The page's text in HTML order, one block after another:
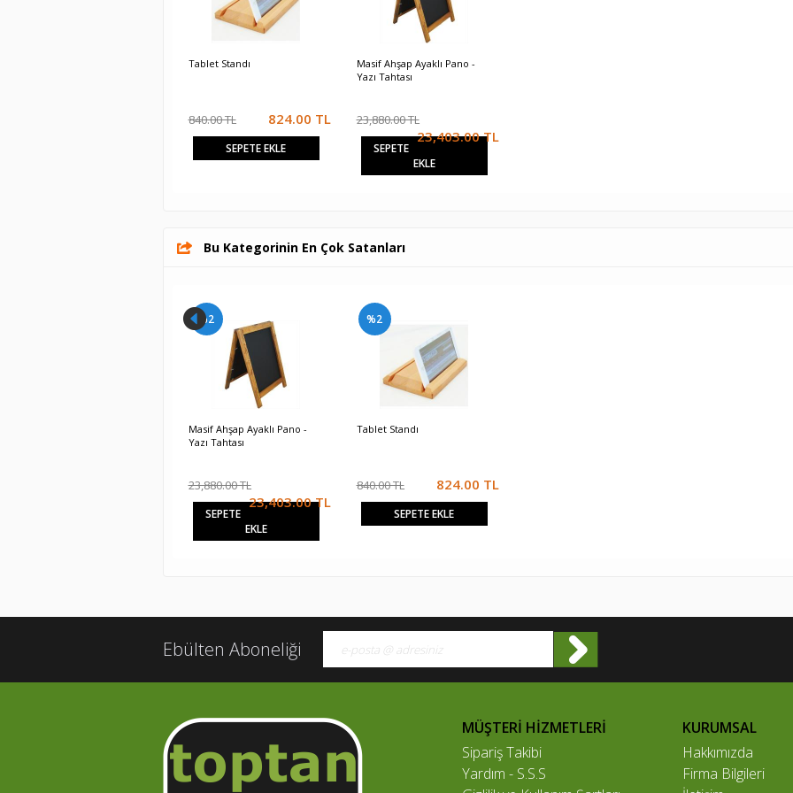
Tablet Standı
840.00 TL 824.00 TL
SEPETE EKLE
Masif Ahşap Ayaklı Pano -
Yazı Tahtası
23,880.00 TL
23,403.00TL
SEPETE
EKLE
Bu Kategorinin En Çok Satanları
%2
Masif Ahşap Ayaklı Pano -
Yazı Tahtası
23,880.00 TL
23,403.00TL
SEPETE
EKLE
%2
Tablet Standı
840.00 TL 824.00 TL
SEPETE EKLE
Ebülten Aboneliği
MÜŞTERİ HİZMETLERİ
Sipariş Takibi
Yardım - S.S.S
KURUMSAL
Hakkımızda
Firma Bilgileri